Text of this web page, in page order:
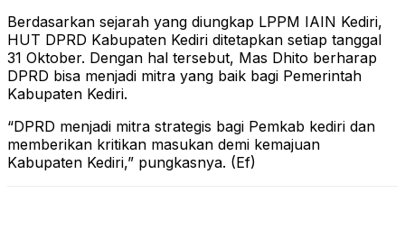
Berdasarkan sejarah yang diungkap LPPM IAIN Kediri,
HUT DPRD Kabupaten Kediri ditetapkan setiap tanggal
31 Oktober. Dengan hal tersebut, Mas Dhito berharap
DPRD bisa menjadi mitra yang baik bagi Pemerintah
Kabupaten Kediri.
“DPRD menjadi mitra strategis bagi Pemkab kediri dan
memberikan kritikan masukan demi kemajuan
Kabupaten Kediri,” pungkasnya. (Ef)